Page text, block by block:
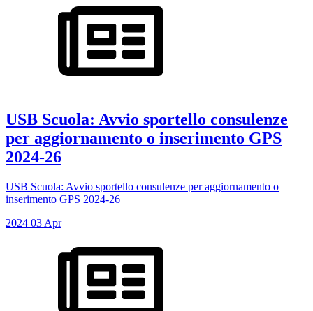
USB Scuola: Avvio sportello consulenze
per aggiornamento o inserimento GPS
2024-26
USB Scuola: Avvio sportello consulenze per aggiornamento o
inserimento GPS 2024-26
2024 03 Apr